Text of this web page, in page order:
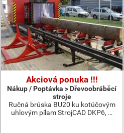
Akciová ponuka !!!
Nákup / Poptávka > Dřevoobráběcí
stroje
Ručná brúska BU20 ku kotúčovým
uhlovým pílam StrojCAD DKP6, …